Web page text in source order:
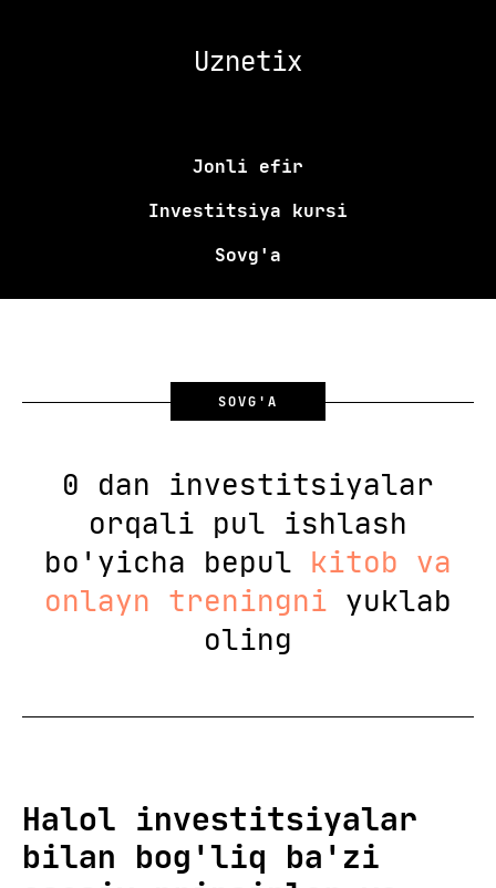
Uznetix
Jonli efir
Investitsiya kursi
Sovg'a
SOVG'A
0 dan investitsiyalar
orqali pul ishlash
bo'yicha bepul kitob va
onlayn treningni yuklab
oling
Halol investitsiyalar
bilan bog'liq ba'zi